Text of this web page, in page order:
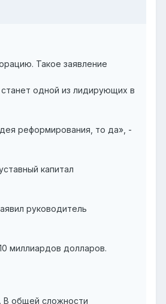
Такое заявление
одной из лидирующих в
реформирования, то да», -
капитал
руководитель
миллиардов долларов.
В общей сложности